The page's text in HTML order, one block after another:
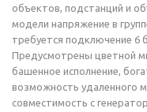
объектов, подстанций и
модели напряжение в
требуется подключение 6
Предусмотрены цветной
башенное исполнение,
возможность удаленного
совместимость с